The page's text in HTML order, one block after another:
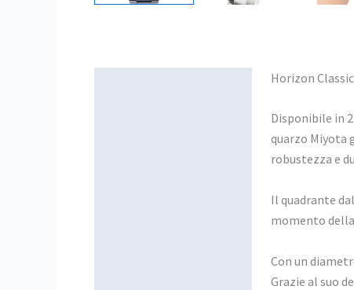
Horizon
Disponibile in
quarzo Miyota
robustezza e
Il quadrante
momento
Con un
Grazie al suo